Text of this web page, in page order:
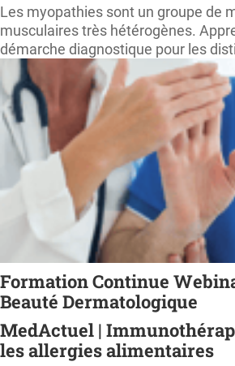
Les myopathies sont un groupe de
musculaires très hétérogènes.
démarche diagnostique pour les
Formation Continue
Beauté Dermatologique
MedActuel |
les allergies alimentaires